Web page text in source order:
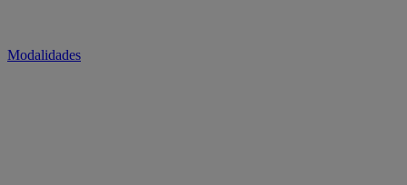
Modalidades